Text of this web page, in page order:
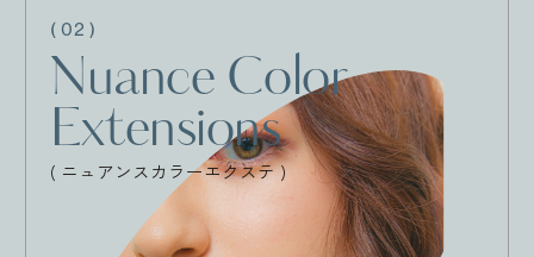
( 02 )
Nuance Color
Extensions
( ニュアンスカラーエクステ )